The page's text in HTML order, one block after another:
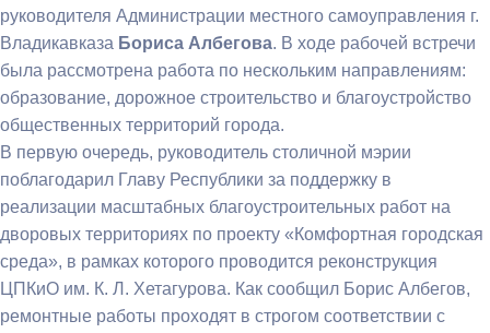
руководителя Администрации местного самоуправления г.
Владикавказа Бориса Албегова. В ходе рабочей встречи
была рассмотрена работа по нескольким направлениям:
образование, дорожное строительство и благоустройство
общественных территорий города.
В первую очередь, руководитель столичной мэрии
поблагодарил Главу Республики за поддержку в
реализации масштабных благоустроительных работ на
дворовых территориях по проекту «Комфортная городская
среда», в рамках которого проводится реконструкция
ЦПКиО им. К. Л. Хетагурова. Как сообщил Борис Албегов,
ремонтные работы проходят в строгом соответствии с